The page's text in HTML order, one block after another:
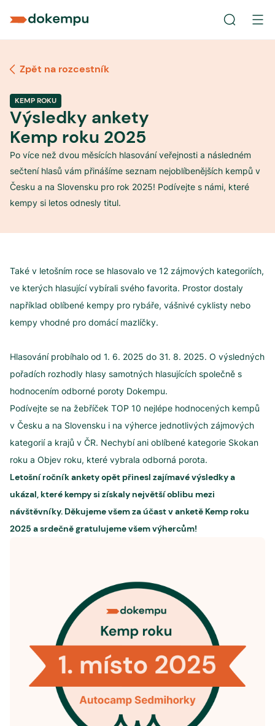
Zpět na rozcestník
KEMP ROKU
Výsledky ankety
Kemp roku 2025
Po více než dvou měsících hlasování veřejnosti a následném
sečtení hlasů vám přinášíme seznam nejoblíbenějších kempů v
Česku a na Slovensku pro rok 2025! Podívejte s námi, které
kempy si letos odnesly titul.
Také v letošním roce se hlasovalo ve 12 zájmových kategoriích,
ve kterých hlasující vybírali svého favorita. Prostor dostaly
například oblíbené kempy pro rybáře, vášnivé cyklisty nebo
kempy vhodné pro domácí mazlíčky.
Hlasování probíhalo od 1. 6. 2025 do 31. 8. 2025. O výsledných
pořadích rozhodly hlasy samotných hlasujících společně s
hodnocením odborné poroty Dokempu.
Podívejte se na žebříček TOP 10 nejlépe hodnocených kempů
v Česku a na Slovensku i na výherce jednotlivých zájmových
kategorií a krajů v ČR. Nechybí ani oblíbené kategorie Skokan
roku a Objev roku, které vybrala odborná porota.
Letošní ročník ankety opět přinesl zajímavé výsledky a
ukázal, které kempy si získaly největší oblibu mezi
návštěvníky. Děkujeme všem za účast v anketě Kemp roku
2025 a srdečně gratulujeme všem výhercům!